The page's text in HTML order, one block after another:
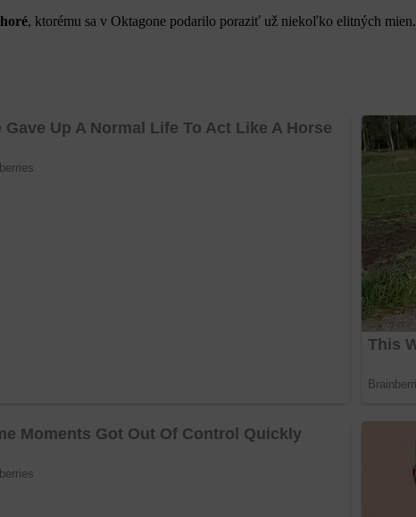
, ktorému sa v Oktagone podarilo poraziť už niekoľko elitných mien.